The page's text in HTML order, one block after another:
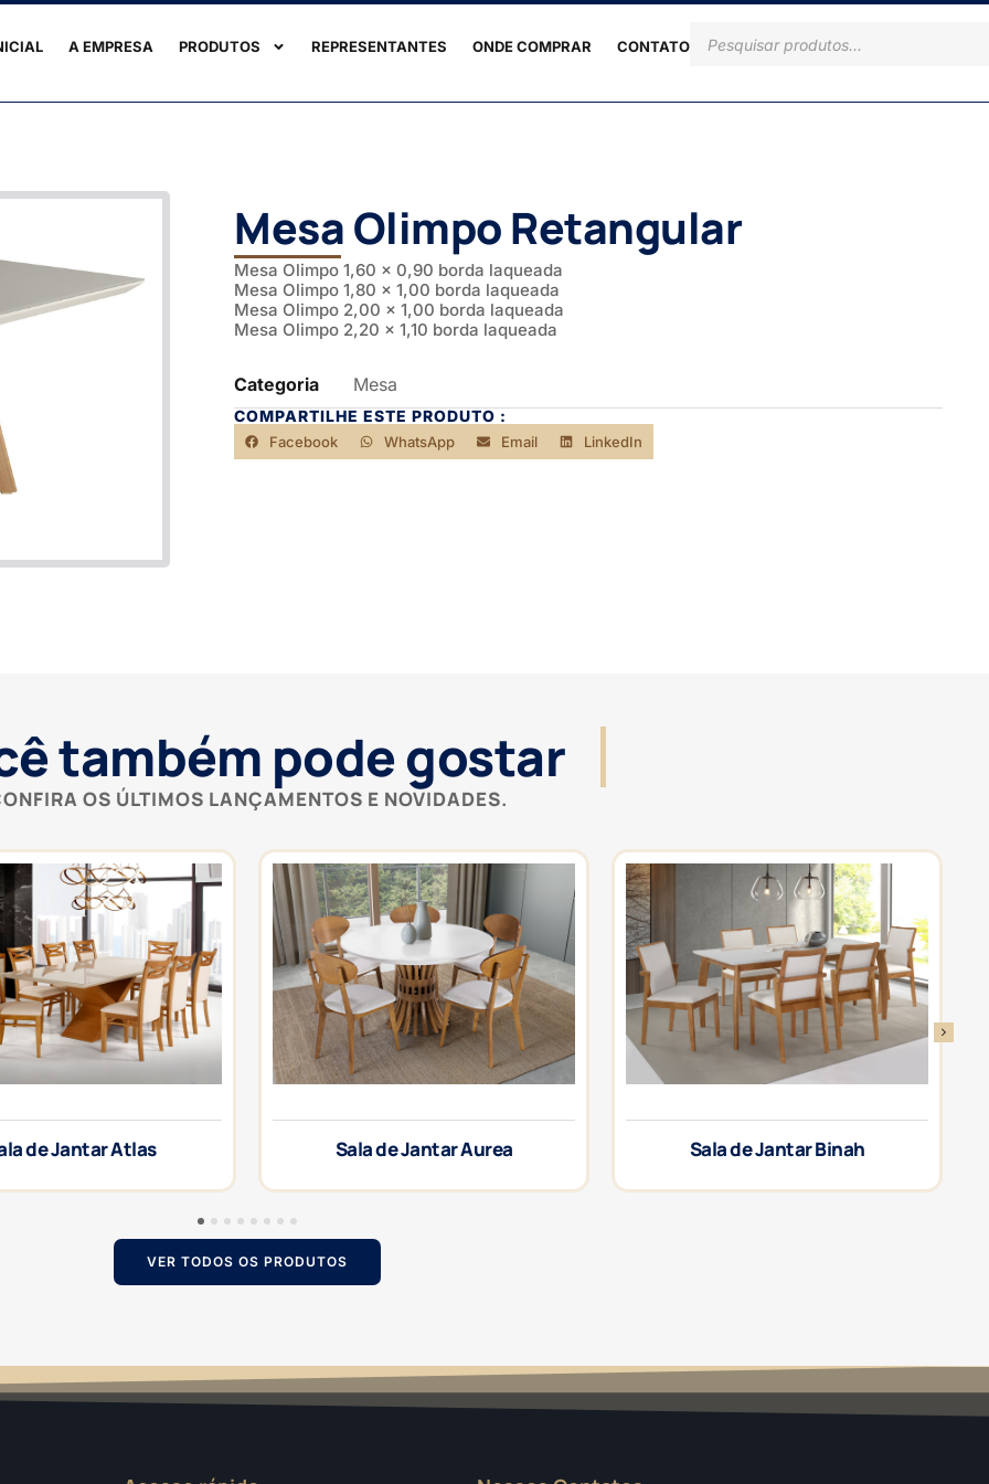
A EMPRESA PRODUTOS REPRESENTANTES ONDE COMPRAR CONTATO
Mesa Olimpo Retangular
Mesa Olimpo 1,60 x 0,90 borda laqueada
Mesa Olimpo 1,80 x 1,00 borda laqueada
Mesa Olimpo 2,00 x 1,00 borda laqueada
Mesa Olimpo 2,20 x 1,10 borda laqueada
Categoria Mesa
COMPARTILHE ESTE PRODUTO :
Facebook WhatsApp Email LinkedIn
também pode gostar
OS ÚLTIMOS LANÇAMENTOS E NOVIDADES.
de Jantar Atlas Sala de Jantar Aurea Sala de Jantar Binah
5 6 7 8
VER TODOS OS PRODUTOS